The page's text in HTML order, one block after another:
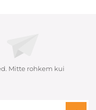
Mitte rohkem kui